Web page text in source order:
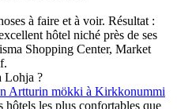
à faire et à voir. Résultat :
hôtel niché près de ses
Shopping Center, Market
Lohja ?
Artturin mökki à Kirkkonummi
hôtels les plus confortables que